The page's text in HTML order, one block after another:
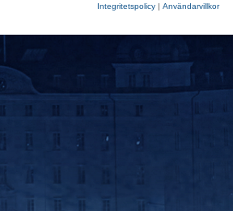
Integritetspolicy| Användarvillkor